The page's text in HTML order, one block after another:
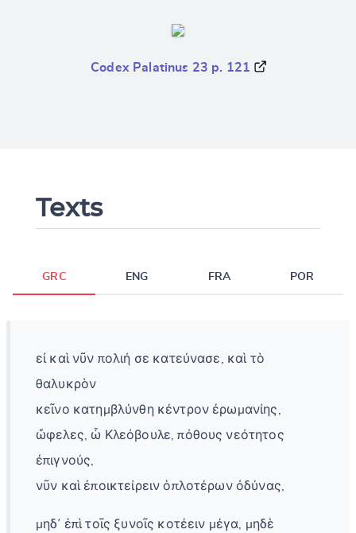
Codex Palatinus 23 p. 121
Texts
GRC ENG FRA POR
εἰ καὶ νῦν πολιή σε κατεύνασε, καὶ τὸ
θαλυκρὸν
κεῖνο κατημβλύνθη κέντρον ἐρωμανίης,
ὤφελες, ὦ Κλεόβουλε, πόθους νεότητος
ἐπιγνούς,
νῦν καὶ ἐποικτείρειν ὁπλοτέρων ὀδύνας,
μηδ᾽ ἐπὶ τοῖς ξυνοῖς κοτέειν μέγα, μηδὲ